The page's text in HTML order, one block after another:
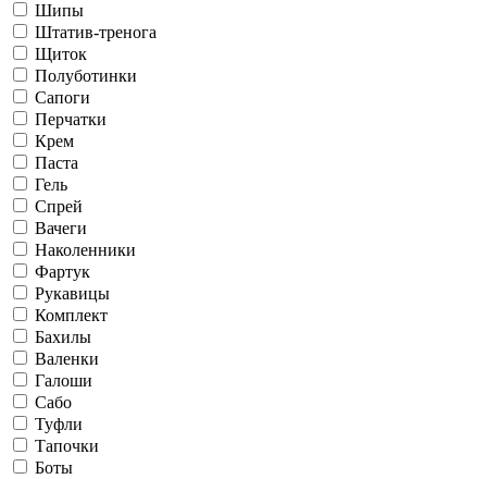
Шипы
Штатив-тренога
Щиток
Полуботинки
Сапоги
Перчатки
Крем
Паста
Гель
Спрей
Вачеги
Наколенники
Фартук
Рукавицы
Комплект
Бахилы
Валенки
Галоши
Сабо
Туфли
Тапочки
Боты